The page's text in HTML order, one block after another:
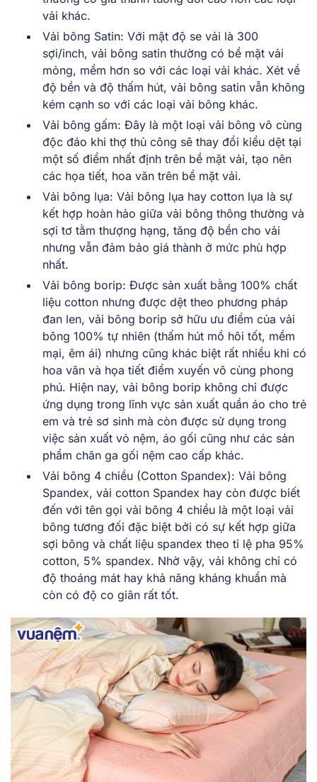
vải khác.
Vải bông Satin: Với mật độ se vải là 300
sợi/inch, vải bông satin thường có bề mặt vải
mỏng, mềm hơn so với các loại vải khác. Xét về
độ bền và độ thấm hút, vải bông satin vẫn không
kém cạnh so với các loại vải bông khác.
Vải bông gấm: Đây là một loại vải bông vô cùng
độc đáo khi thợ thủ công sẽ thay đổi kiểu dệt tại
một số điểm nhất định trên bề mặt vải, tạo nên
các họa tiết, hoa văn trên bề mặt vải.
Vải bông lụa: Vải bông lụa hay cotton lụa là sự
kết hợp hoàn hảo giữa vải bông thông thường và
sợi tơ tằm thượng hạng, tăng độ bền cho vải
nhưng vẫn đảm bảo giá thành ở mức phù hợp
nhất.
Vải bông borip: Được sản xuất bằng 100% chất
liệu cotton nhưng được dệt theo phương pháp
đan len, vải bông borip sở hữu ưu điểm của vải
bông 100% tự nhiên (thấm hút mồ hôi tốt, mềm
mại, êm ái) nhưng cũng khác biệt rất nhiều khi có
hoa văn và họa tiết điểm xuyến vô cùng phong
phú. Hiện nay, vải bông borip không chỉ được
ứng dụng trong lĩnh vực sản xuất quần áo cho trẻ
em và trẻ sơ sinh mà còn được sử dụng trong
việc sản xuất vỏ nệm, áo gối cũng như các sản
phẩm chăn ga gối nệm cao cấp khác.
Vải bông 4 chiều (Cotton Spandex): Vải bông
Spandex, vải cotton Spandex hay còn được biết
đến với tên gọi vải bông 4 chiều là một loại vải
bông tương đối đặc biệt bởi có sự kết hợp giữa
sợi bông và chất liệu spandex theo tỉ lệ pha 95%
cotton, 5% spandex. Nhờ vậy, vải không chỉ có
độ thoáng mát hay khả năng kháng khuẩn mà
còn có độ co giãn rất tốt.